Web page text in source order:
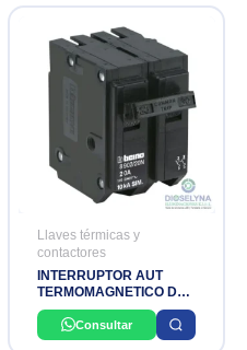
Llaves térmicas y
contactores
INTERRUPTOR AUT
TERMOMAGNETICO DE
ENGRAMPE 2P 20A
120/240VAC 10K
BTICINO
Consultar